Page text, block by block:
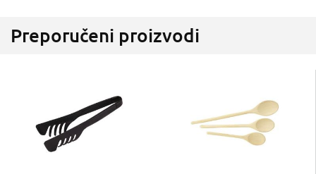
Preporučeni proizvodi